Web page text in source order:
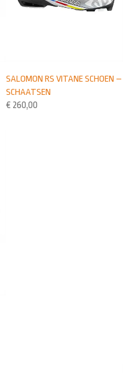
SALOMON RS VITANE SCHOEN –
SCHAATSEN
€ 260,00